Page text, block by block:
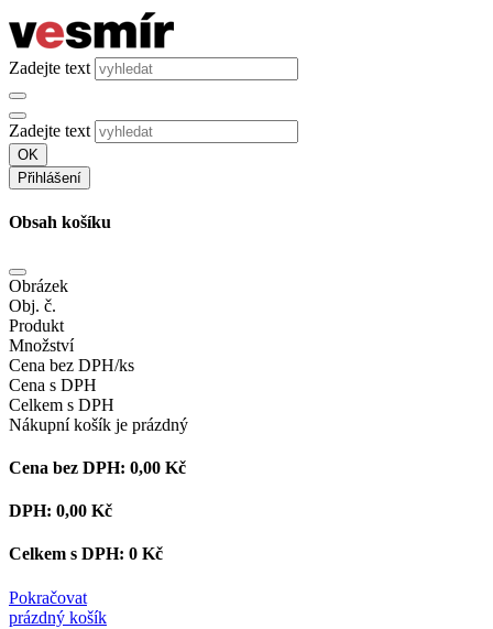
Zadejte text
Zadejte text
OK
Přihlášení
Obsah košíku
Obrázek
Obj. č.
Produkt
Množství
Cena bez DPH/ks
Cena s DPH
Celkem s DPH
Nákupní košík je prázdný
Cena bez DPH: 0,00 Kč
DPH: 0,00 Kč
Celkem s DPH: 0 Kč
Pokračovat
prázdný košík